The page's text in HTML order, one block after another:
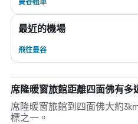
最近的機場
飛往曼谷
席隆暖窗旅館距離四面佛有多
席隆暖窗旅館到四面佛大約
標之一。